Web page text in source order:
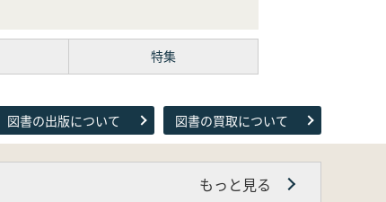
特集
図書の出版について 図書の買取について
もっと見る